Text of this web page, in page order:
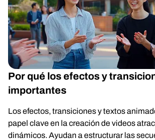
Por qué los efectos y
importantes
Los efectos, transiciones y textos
papel clave en la creación de videos
dinámicos. Ayudan a estructurar las